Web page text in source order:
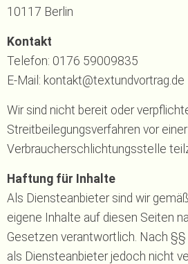
10117 Berlin
Kontakt
Telefon: 0176 59009835
E-Mail: kontakt@textundvortrag.de
Wir sind nicht bereit oder
Streitbeilegungsverfahren vor einer
Verbraucherschlichtungsstelle
Haftung für Inhalte
Als Diensteanbieter sind wir
eigene Inhalte auf diesen Seiten
Gesetzen verantwortlich. Nach §§
als Diensteanbieter jedoch nicht